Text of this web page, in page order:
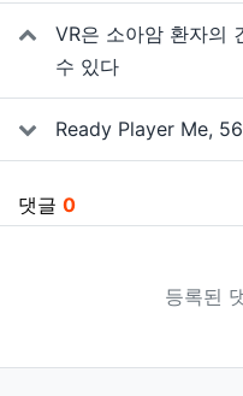
관련자료VR은 소아암 환자의
수 있다
Ready Player Me,
댓글 0
등록된